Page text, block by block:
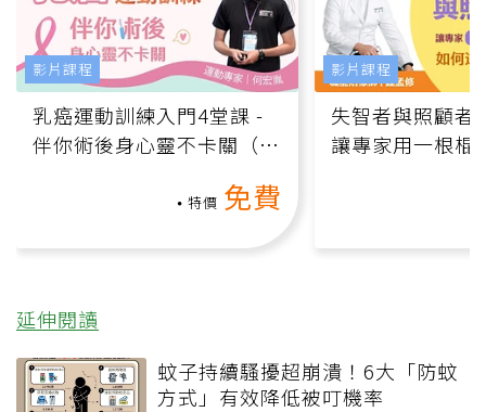
乳癌運動訓練入門4堂課 -
伴你術後身心靈不卡關（線
特價 免費
影片課程
失智者與照顧者
讓專家用一根棍
影片課程
延伸閱讀
蚊子持續騷擾超崩潰！6大「防蚊
方式」有效降低被叮機率